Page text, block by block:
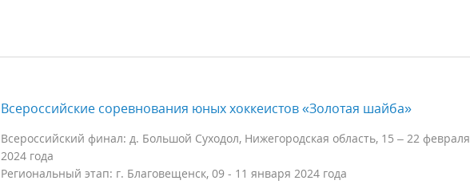
Всероссийские соревнования юных хоккеистов «Золотая шайба»
Всероссийский финал: д. Большой Суходол, Нижегородская область, 15 – 22 февраля
2024 года
Региональный этап: г. Благовещенск, 09 - 11 января 2024 года